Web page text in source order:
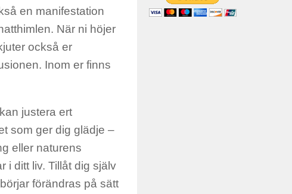
en manifestation
När ni höjer
också er
Inom er finns
justera ert
som ger dig glädje –
eller naturens
i ditt liv. Tillåt dig själv
förändras på sätt